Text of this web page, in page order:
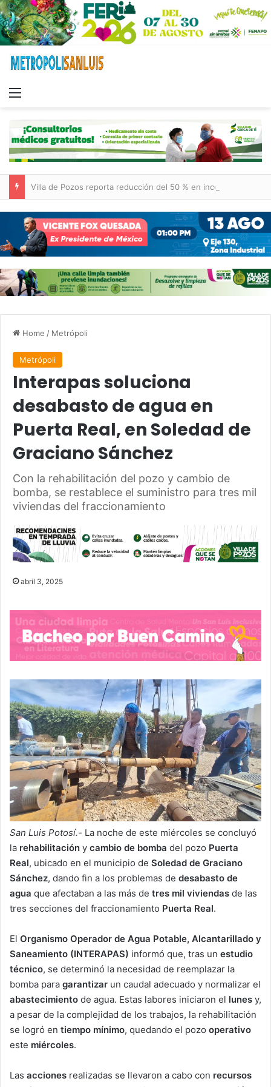
Home / Metrópoli
Metrópoli
Interapas soluciona
desabasto de agua en
Puerta Real, en Soledad de
Graciano Sánchez
Con la rehabilitación del pozo y cambio de
bomba, se restablece el suministro para tres mil
viviendas del fraccionamiento
abril 3, 2025
San Luis Potosí.- La noche de este miércoles se concluyó
la rehabilitación y cambio de bomba del pozo Puerta
Real, ubicado en el municipio de Soledad de Graciano
Sánchez, dando fin a los problemas de desabasto de
agua que afectaban a las más de tres mil viviendas de las
tres secciones del fraccionamiento Puerta Real.
El Organismo Operador de Agua Potable, Alcantarillado y
Saneamiento (INTERAPAS) informó que, tras un estudio
técnico, se determinó la necesidad de reemplazar la
bomba para garantizar un caudal adecuado y normalizar el
abastecimiento de agua. Estas labores iniciaron el lunes y,
a pesar de la complejidad de los trabajos, la rehabilitación
se logró en tiempo mínimo, quedando el pozo operativo
este miércoles.
Las acciones realizadas se llevaron a cabo con recursos